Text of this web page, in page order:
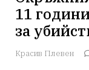
11
за
Красив Плевен